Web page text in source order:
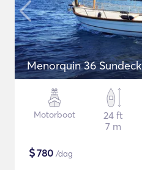
Menorquin 36 Sundeck
Motorboot
24 ft
7 m
$780 /dag